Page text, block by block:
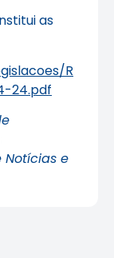
as
R
24.pdf
Notícias e